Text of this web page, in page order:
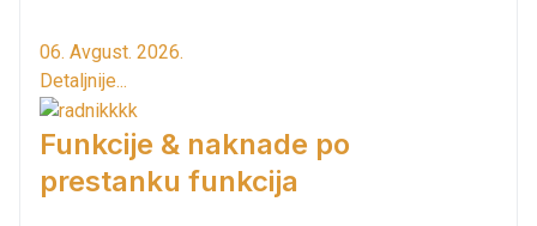
06. Avgust. 2026.
Detaljnije...
Funkcije & naknade po
prestanku funkcija